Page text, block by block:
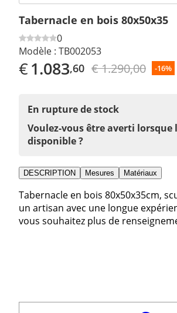
Tabernacle en bois 80x50x35
0
Modèle : TB002053
€1.083,60 € 1.290,00 -16%
En rupture de stock
Voulez-vous être averti
disponible ?
DESCRIPTION Mesures Matériaux
Tabernacle en bois 80x50x35cm,
un artisan avec une longue
vous souhaitez plus de